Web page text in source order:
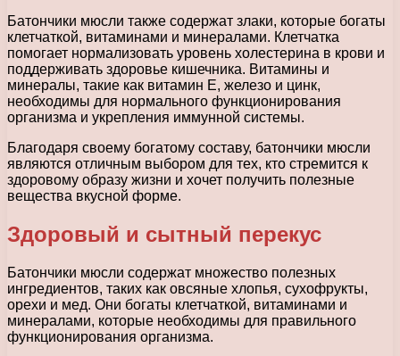
Батончики мюсли также содержат злаки, которые богаты
клетчаткой, витаминами и минералами. Клетчатка
помогает нормализовать уровень холестерина в крови и
поддерживать здоровье кишечника. Витамины и
минералы, такие как витамин Е, железо и цинк,
необходимы для нормального функционирования
организма и укрепления иммунной системы.
Благодаря своему богатому составу, батончики мюсли
являются отличным выбором для тех, кто стремится к
здоровому образу жизни и хочет получить полезные
вещества вкусной форме.
Здоровый и сытный перекус
Батончики мюсли содержат множество полезных
ингредиентов, таких как овсяные хлопья, сухофрукты,
орехи и мед. Они богаты клетчаткой, витаминами и
минералами, которые необходимы для правильного
функционирования организма.